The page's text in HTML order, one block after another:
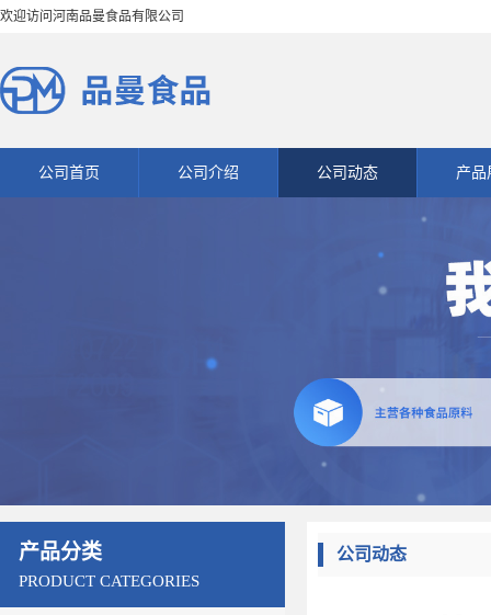
欢迎访问河南品曼食品有限公司
公司首页 公司介绍 公司动态 产品
产品分类
PRODUCT CATEGORIES
公司动态